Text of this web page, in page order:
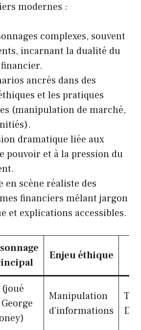
modernes :
complexes, souvent
incarnant la dualité du
ancrés dans des
et les pratiques
(manipulation de marché,
dramatique liée aux
pouvoir et à la pression du
en scène réaliste des
financiers mêlant jargon
et explications accessibles.
Enjeu éthique
Manipulation
d’informations